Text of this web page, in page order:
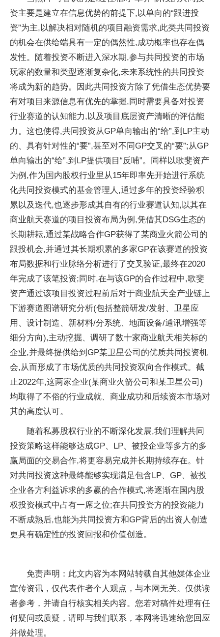
资主要是建立在信息优势的前提下,以单向的“跟进投
资”为主,以解决相对随机的项目融资需求,此类共同投资
的机会在供给端具有一定的偶然性,成功概率也存在偶
发性。随着投资不断进入深水期,参与共同投资的市场
玩家的数量和类型逐渐复杂化,未来系统性的共同投资
将成为新的趋势。因此共同投资方除了凭借生态优势要
有对项目来源信息有优先的掌握,同时需要具备对投资
行业赛道的认知能力,以及项目底层资产清晰的评估能
力。这也使得,共同投资从GP单向输出的“给”,到LP主动
的、具有针对性的“要”,甚至对不同GP交叉的“要”;从GP
单向输出的“给”,到LP提供项目“反哺”。同样以歌斐资产
为例,作为国内股权行业里从15年即率先开始进行系统
化共同投资模式的基金管理人,通过多年的投资经验积
累以及迭代,也逐步形成其自有的行业赛道认知,以其在
商业航天赛道的项目投资布局为例,凭借其DSG生态的
长期耕耘,通过某战略合作GP获得了某商业火箭公司的
跟投机会,并通过其长期积累的多家GP在该赛道的投资
布局数据和行业脉络分析进行了交叉验证,最终在2020
年完成了该笔投资;同时,在与该GP的合作过程中,歌斐
资产通过该项目投资过程前后对于商业航天全产业链上
下游赛道图谱研究分析(包括整箭研发/发射、卫星应
用、设计制造、新材料/分系统、地面设备/通讯增强等
细分方向),主动挖掘、调研了数十家商业航天相关标的
企业,并最终提供给到GP某卫星公司的优质共同投资机
会,从而形成了市场优质的共同投资双向合作模式。截
止2022年,这两家企业(某商业火箭公司和某卫星公司)
均取得了不俗的行业成就、商业成功和后续资本市场对
其的高度认可。
随着私募股权行业的不断深化发展,我们理解共同
投资策略这样能够达成GP、LP、被投企业等多方的多
赢局面的交易合作,将更容易完成并长期持续存在。针
对共同投资这种最终能够实现满足包含LP、GP、被投
企业各方利益诉求的多赢的合作模式,将逐渐在国内股
权投资模式中占有一席之位;在共同投资方的投资能力
不断成熟后,也能为共同投资方和GP背后的出资人创造
更具有确定性的投资回报和价值创造。
免责声明：此文内容为本网站转载自其他媒体企业
宣传资讯，仅代表作者个人观点，与本网无关。仅供读
者参考，并请自行核实相关内容。您若对稿件处理有任
何疑问或质疑，请即与我们联系，本网将迅速给您回应
并做处理。